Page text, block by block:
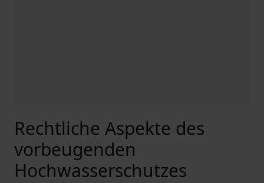
Rechtliche Aspekte des
vorbeugenden
Hochwasserschutzes